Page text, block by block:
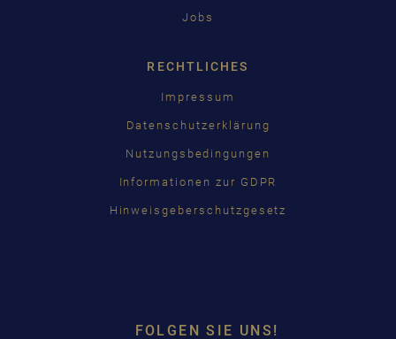
Jobs
RECHTLICHES
Impressum
Datenschutzerklärung
Nutzungsbedingungen
Informationen zur GDPR
Hinweisgeberschutzgesetz
FOLGEN SIE UNS!